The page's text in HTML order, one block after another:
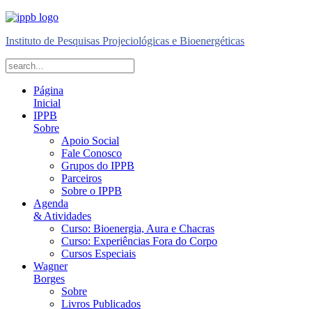
Instituto de Pesquisas Projeciológicas e Bioenergéticas
Página
Inicial
IPPB
Sobre
Apoio Social
Fale Conosco
Grupos do IPPB
Parceiros
Sobre o IPPB
Agenda
& Atividades
Curso: Bioenergia, Aura e Chacras
Curso: Experiências Fora do Corpo
Cursos Especiais
Wagner
Borges
Sobre
Livros Publicados